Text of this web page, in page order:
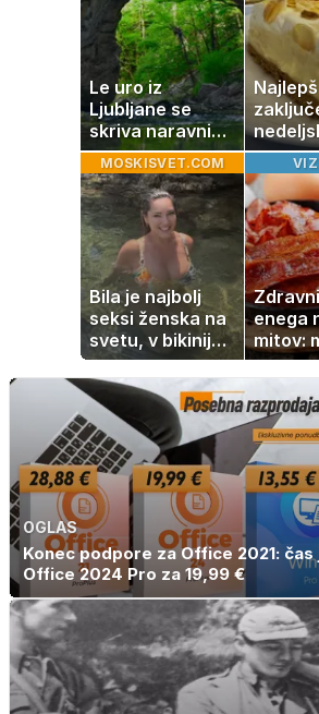
Le uro iz
Ljubljane se
skriva naravni
čudež, ki je kot
ustvarjen za
družinski izlet
kosila:
brez
jih vsi
MOSKISVET.COM
Bila je najbolj
seksi ženska na
svetu, v bikiniju
znova navdušila
enega
mitov:
jetra
zaradi
ga
radi
OGLAS
Konec podpore za Office 2021:
Office 2024 Pro za 19,99 €